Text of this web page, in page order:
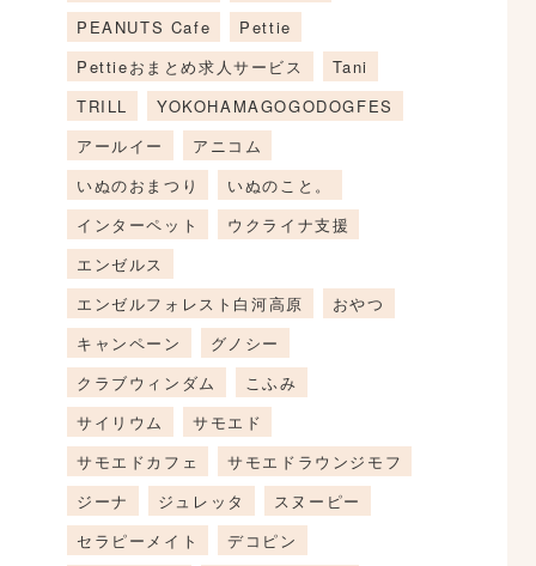
PEANUTS Cafe
Pettie
Pettieおまとめ求人サービス
Tani
TRILL
YOKOHAMAGOGODOGFES
アールイー
アニコム
いぬのおまつり
いぬのこと。
インターペット
ウクライナ支援
エンゼルス
エンゼルフォレスト白河高原
おやつ
キャンペーン
グノシー
クラブウィンダム
こふみ
サイリウム
サモエド
サモエドカフェ
サモエドラウンジモフ
ジーナ
ジュレッタ
スヌーピー
セラピーメイト
デコピン